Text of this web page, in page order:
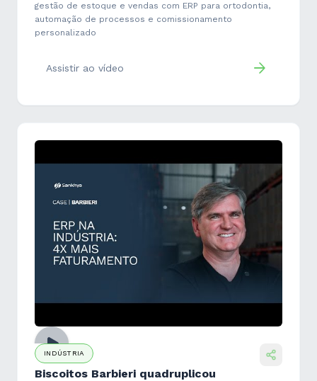
gestão de estoque e vendas com ERP para ortodontia,
automação de processos e comissionamento
personalizado
Assistir ao vídeo
INDÚSTRIA
Biscoitos Barbieri quadruplicou